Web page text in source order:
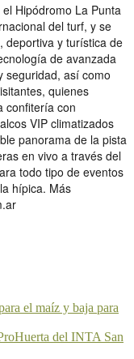
Hipódromo La Punta
del turf, y se
deportiva y turística de
de avanzada
seguridad, así como
quienes
confitería con
VIP climatizados
panorama de la pista
en vivo a través del
todo tipo de eventos
hípica. Más
el maíz y baja para
del INTA San